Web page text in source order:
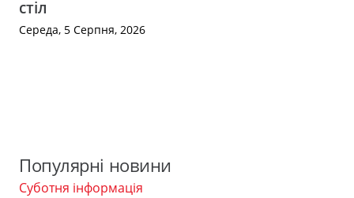
стіл
Середа, 5 Серпня, 2026
Популярні новини
Суботня інформація